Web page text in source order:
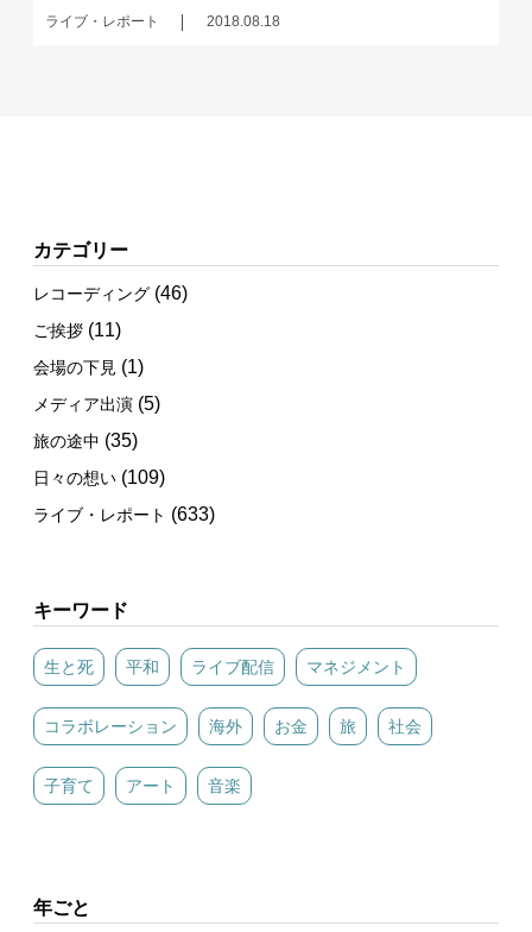
ライブ・レポート 2018.08.18
カテゴリー
レコーディング (46)
ご挨拶 (11)
会場の下見 (1)
メディア出演 (5)
旅の途中 (35)
日々の想い (109)
ライブ・レポート (633)
キーワード
生と死 平和 ライブ配信 マネジメント
コラボレーション 海外 お金 旅 社会
子育て アート 音楽
年ごと